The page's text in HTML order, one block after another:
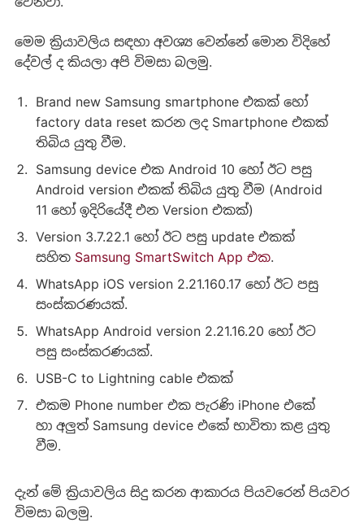
මෙම ක්‍රියාවලිය සඳහා අවශ්‍ය වෙන්නේ මොන විදිහේ
දේවල් ද කියලා අපි විමසා බලමු.
Brand new Samsung smartphone එකක් හෝ
factory data reset කරන ලද Smartphone එකක්
තිබිය යුතු වීම.
Samsung device එක Android 10 හෝ ඊට පසු
Android version එකක් තිබිය යුතු වීම (Android
11 හෝ ඉදිරියේදී එන Version එකක්)
Version 3.7.22.1 හෝ ඊට පසු update එකක්
සහිත Samsung SmartSwitch App එක.
WhatsApp iOS version 2.21.160.17 හෝ ඊට පසු
සංස්කරණයක්.
WhatsApp Android version 2.21.16.20 හෝ ඊට
පසු සංස්කරණයක්.
USB-C to Lightning cable එකක්
එකම Phone number එක පැරණි iPhone එකේ
හා අලුත් Samsung device එකේ භාවිතා කළ යුතු
වීම.
දැන් මේ ක්‍රියාවලිය සිදු කරන ආකාරය පියවරෙන් පියවර
විමසා බලමු.